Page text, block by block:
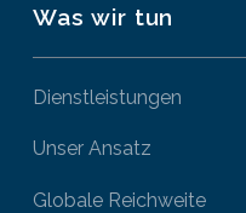
Was wir tun
Dienstleistungen
Unser Ansatz
Globale Reichweite